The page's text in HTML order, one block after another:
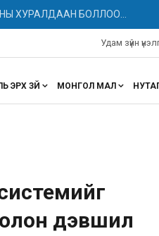
ХУРАЛДААН БОЛЛОО...
Удам зүйн
ЭРХ ЗҮЙ МОНГОЛ МАЛ
дэвшил